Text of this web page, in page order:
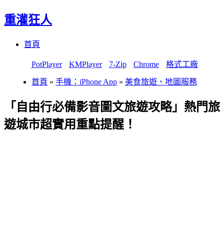
重灌狂人
首頁
PotPlayer KMPlayer 7-Zip Chrome 格式工廠
首頁 » 手機：iPhone App » 美食旅遊、地圖服務
「自由行必備影音圖文旅遊攻略」熱門旅
遊城市超實用重點提醒！